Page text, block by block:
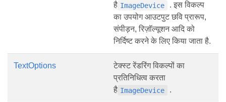
है ImageDevice
. इस विकल्प
का उपयोग आउटपुट छवि प्रारूप,
संपीड़न, रिज़ॉल्यूशन आदि को
निर्दिष्ट करने के लिए किया जाता है.
TextOptions
टेक्स्ट रेंडरिंग विकल्पों का
प्रतिनिधित्व करता
है ImageDevice .